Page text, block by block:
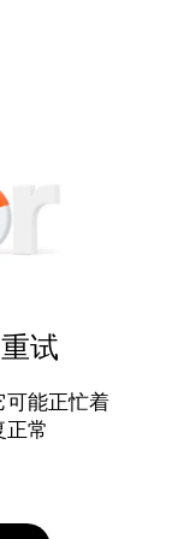
试
可能正忙着
正常